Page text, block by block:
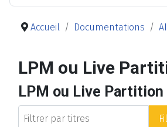
Accueil Documentations
LPM ou Live
LPM ou Live
Filtrer par titres